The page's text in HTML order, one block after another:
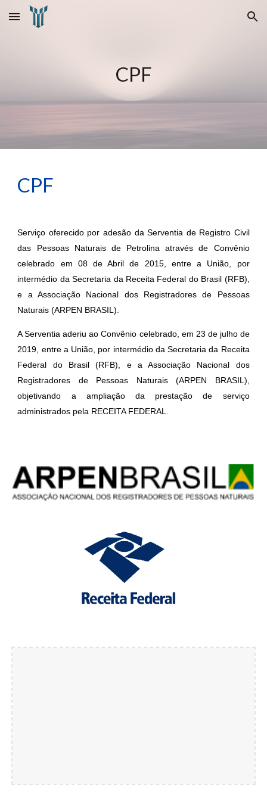
Skip to main content Skip to navigation
CPF
CPF
Serviço oferecido por adesão da Serventia de Registro Civil
das Pessoas Naturais de Petrolina através de Convênio
celebrado em 08 de Abril de 2015, entre a União, por
intermédio da Secretaria da Receita Federal do Brasil (RFB),
e a Associação Nacional dos Registradores de Pessoas
Naturais (ARPEN BRASIL).
A Serventia aderiu ao Convênio celebrado, em 23 de julho de
2019, entre a União, por intermédio da Secretaria da Receita
Federal do Brasil (RFB), e a Associação Nacional dos
Registradores de Pessoas Naturais (ARPEN BRASIL),
objetivando a ampliação da prestação de serviço
administrados pela RECEITA FEDERAL.